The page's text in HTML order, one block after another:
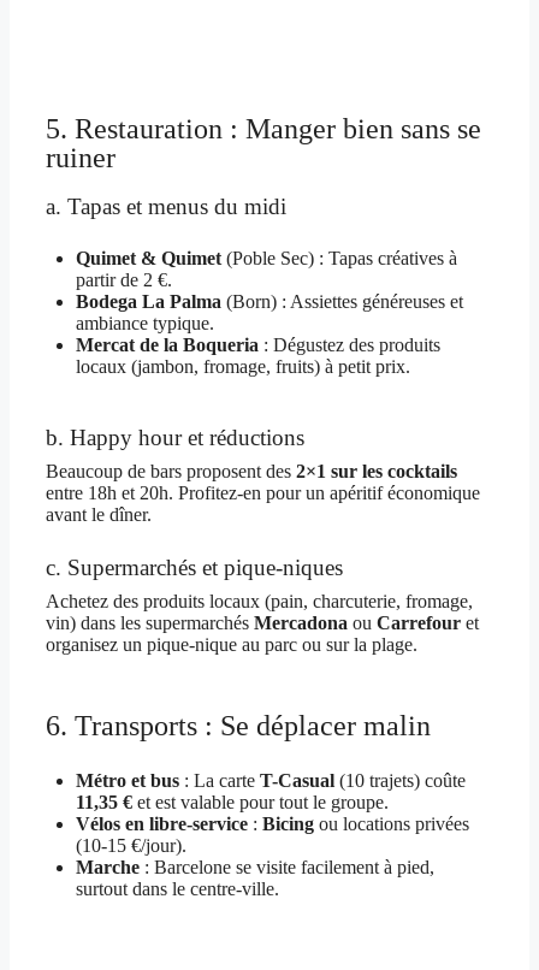
5. Restauration : Manger bien sans se
ruiner
a. Tapas et menus du midi
Quimet & Quimet (Poble Sec) : Tapas créatives à
partir de 2 €.
Bodega La Palma (Born) : Assiettes généreuses et
ambiance typique.
Mercat de la Boqueria : Dégustez des produits
locaux (jambon, fromage, fruits) à petit prix.
b. Happy hour et réductions
Beaucoup de bars proposent des 2×1 sur les cocktails
entre 18h et 20h. Profitez-en pour un apéritif économique
avant le dîner.
c. Supermarchés et pique-niques
Achetez des produits locaux (pain, charcuterie, fromage,
vin) dans les supermarchés Mercadona ou Carrefour et
organisez un pique-nique au parc ou sur la plage.
6. Transports : Se déplacer malin
Métro et bus : La carte T-Casual (10 trajets) coûte
11,35 € et est valable pour tout le groupe.
Vélos en libre-service : Bicing ou locations privées
(10-15 €/jour).
Marche : Barcelone se visite facilement à pied,
surtout dans le centre-ville.